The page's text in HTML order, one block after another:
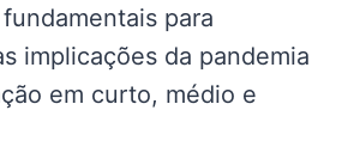
para
implicações da pandemia
em curto, médio e